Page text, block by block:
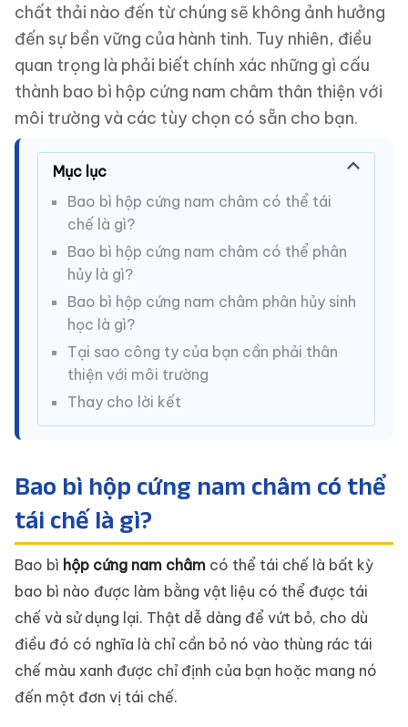
chất thải nào đến từ chúng sẽ không ảnh hưởng
đến sự bền vững của hành tinh. Tuy nhiên, điều
quan trọng là phải biết chính xác những gì cấu
thành bao bì hộp cứng nam châm thân thiện với
môi trường và các tùy chọn có sẵn cho bạn.
Mục lục
Bao bì hộp cứng nam châm có thể tái
chế là gì?
Bao bì hộp cứng nam châm có thể phân
hủy là gì?
Bao bì hộp cứng nam châm phân hủy sinh
học là gì?
Tại sao công ty của bạn cần phải thân
thiện với môi trường
Thay cho lời kết
Bao bì hộp cứng nam châm có thể
tái chế là gì?
Bao bì hộp cứng nam châm có thể tái chế là bất kỳ
bao bì nào được làm bằng vật liệu có thể được tái
chế và sử dụng lại. Thật dễ dàng để vứt bỏ, cho dù
điều đó có nghĩa là chỉ cần bỏ nó vào thùng rác tái
chế màu xanh được chỉ định của bạn hoặc mang nó
đến một đơn vị tái chế.